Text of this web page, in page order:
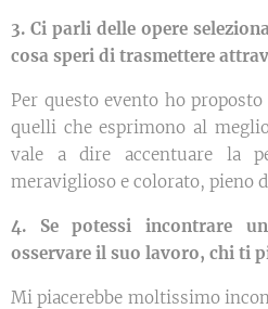
3. Ci parli delle opere
cosa speri di trasmettere
Per questo evento ho
quelli che esprimono al
vale a dire accentuare la
meraviglioso e colorato, pieno
4. Se potessi incontrare
osservare il suo lavoro, chi ti
Mi piacerebbe moltissimo